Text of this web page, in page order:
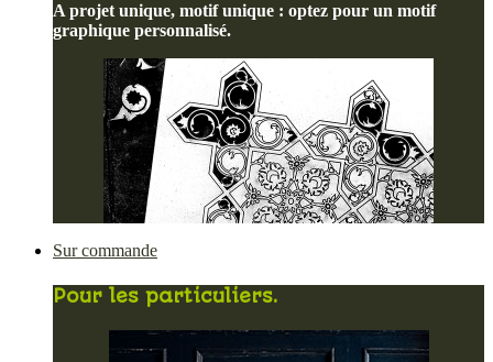
A projet unique, motif unique : optez pour un motif
graphique personnalisé.
Sur commande
Pour les particuliers.